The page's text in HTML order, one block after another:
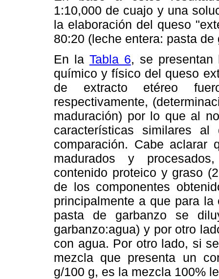
1:10,000 de cuajo y una
la elaboración del queso
80:20 (leche entera: pasta de
En la Tabla 6, se presentan
químico y físico del queso
de extracto etéreo
respectivamente,
maduración) por lo que al
características similares
comparación. Cabe aclarar
madurados y
contenido proteico y graso
de los componentes
principalmente a que para
pasta de garbanzo se
garbanzo:agua) y por otro
con agua. Por otro lado, si
mezcla que presenta un
g/100 g, es la mezcla 100%